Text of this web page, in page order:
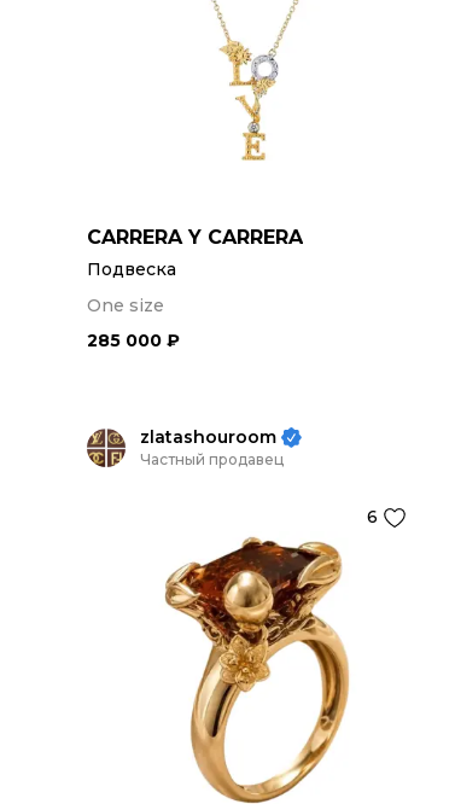
CARRERA Y CARRERA
Подвеска
One size
285 000 ₽
zlatashouroom
Частный продавец
6